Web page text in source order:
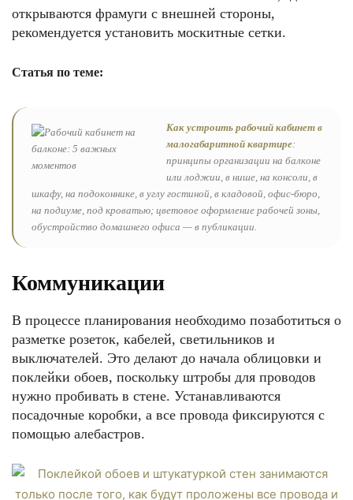
открываются фрамуги с внешней стороны,
рекомендуется установить москитные сетки.
Статья по теме:
Как устроить рабочий кабинет в
малогабаритной квартире:
принципы организации на балконе
или лоджии, в нише, на консоли, в
шкафу, на подоконнике, в углу гостиной, в кладовой, офис-бюро,
на подиуме, под кроватью; цветовое оформление рабочей зоны,
обустройство домашнего офиса — в публикации.
Коммуникации
В процессе планирования необходимо позаботиться о
разметке розеток, кабелей, светильников и
выключателей. Это делают до начала облицовки и
поклейки обоев, поскольку штробы для проводов
нужно пробивать в стене. Устанавливаются
посадочные коробки, а все провода фиксируются с
помощью алебастров.